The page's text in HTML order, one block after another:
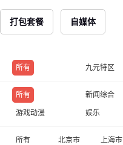
打包套餐 自媒体
所有 九元特区
所有 新闻综合
游戏动漫 娱乐
所有 北京市 上海市